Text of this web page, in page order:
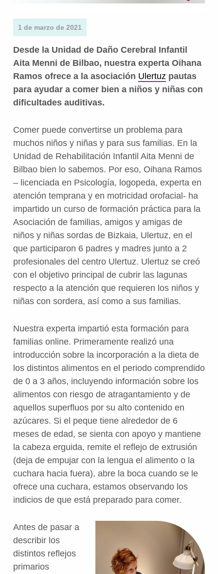
1 de marzo de 2021
Desde la Unidad de Daño Cerebral Infantil
Aita Menni de Bilbao, nuestra experta Oihana
Ramos ofrece a la asociación Ulertuz pautas
para ayudar a comer bien a niños y niñas con
dificultades auditivas.
Comer puede convertirse un problema para
muchos niños y niñas y para sus familias. En la
Unidad de Rehabilitación Infantil Aita Menni de
Bilbao bien lo sabemos. Por eso, Oihana Ramos
– licenciada en Psicología, logopeda, experta en
atención temprana y en motricidad orofacial- ha
impartido un curso de formación práctica para la
Asociación de familias, amigos y amigas de
niños y niñas sordas de Bizkaia, Ulertuz, en el
que participaron 6 padres y madres junto a 2
profesionales del centro Ulertuz. Ulertuz se creó
con el objetivo principal de cubrir las lagunas
respecto a la atención que requieren los niños y
niñas con sordera, así como a sus familias.
Nuestra experta impartió esta formación para
familias online. Primeramente realizó una
introducción sobre la incorporación a la dieta de
los distintos alimentos en el periodo comprendido
de 0 a 3 años, incluyendo información sobre los
alimentos con riesgo de atragantamiento y de
aquellos superfluos por su alto contenido en
azúcares. Si el peque tiene alrededor de 6
meses de edad, se sienta con apoyo y mantiene
la cabeza erguida, remite el reflejo de extrusión
(deja de empujar con la lengua el alimento o la
cuchara hacia fuera), abre la boca cuando se le
ofrece una cuchara, estamos observando los
indicios de que está preparado para comer.
Antes de pasar a
describir los
distintos reflejos
primarios